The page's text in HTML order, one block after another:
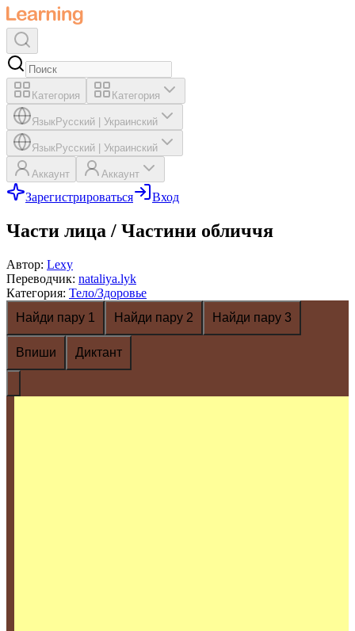
Категория Категория
ЯзыкРусский Украинский
ЯзыкРусский Украинский
Аккаунт Аккаунт
Зарегистрироваться Вход
Части лица / Частини обличчя
Автор: Lexy
Переводчик: nataliya.lyk
Категория: Тело/Здоровье
Найди пару 1
Найди пару 2 Найди пару 3
Впиши Диктант